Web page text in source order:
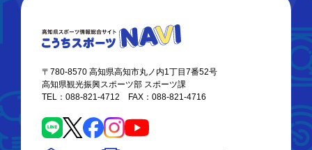
〒780-8570 高知県高知市丸ノ内1丁目7番52号
高知県観光振興スポーツ部 スポーツ課
TEL：088-821-4712 FAX：088-821-4716